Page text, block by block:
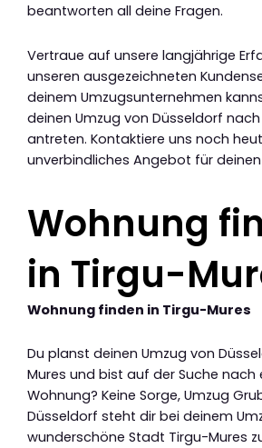
beantworten all deine Fragen.
Vertraue auf unsere langjährige
unseren ausgezeichneten
deinem Umzugsunternehmen
deinen Umzug von Düsseldorf
antreten. Kontaktiere uns noch
unverbindliches Angebot für
Wohnung
in Tirgu-
Wohnung finden in Tirgu-Mures
Du planst deinen Umzug von
Mures und bist auf der Suche nach
Wohnung? Keine Sorge, Umzug
Düsseldorf steht dir bei deinem
wunderschöne Stadt Tirgu-Mures